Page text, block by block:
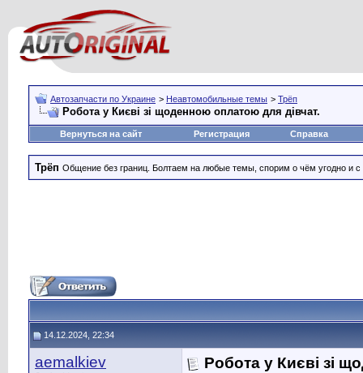
Автозапчасти по Украине > Неавтомобильные темы > Трёп
Робота у Києві зі щоденною оплатою для дівчат.
Вернуться на сайт Регистрация Справка
Трёп Общение без границ. Болтаем на любые темы, спорим о чём угодно и
14.12.2024, 22:34
aemalkiev Робота у Києві зі